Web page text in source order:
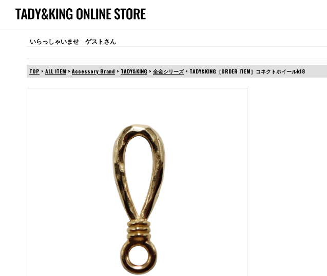
いらっしゃいませ ゲストさん
TOP > ALL ITEM > Accessory Brand > TADY&KING > 全金シリーズ> TADY&KING［ORDER ITEM］コネクトホイールk18